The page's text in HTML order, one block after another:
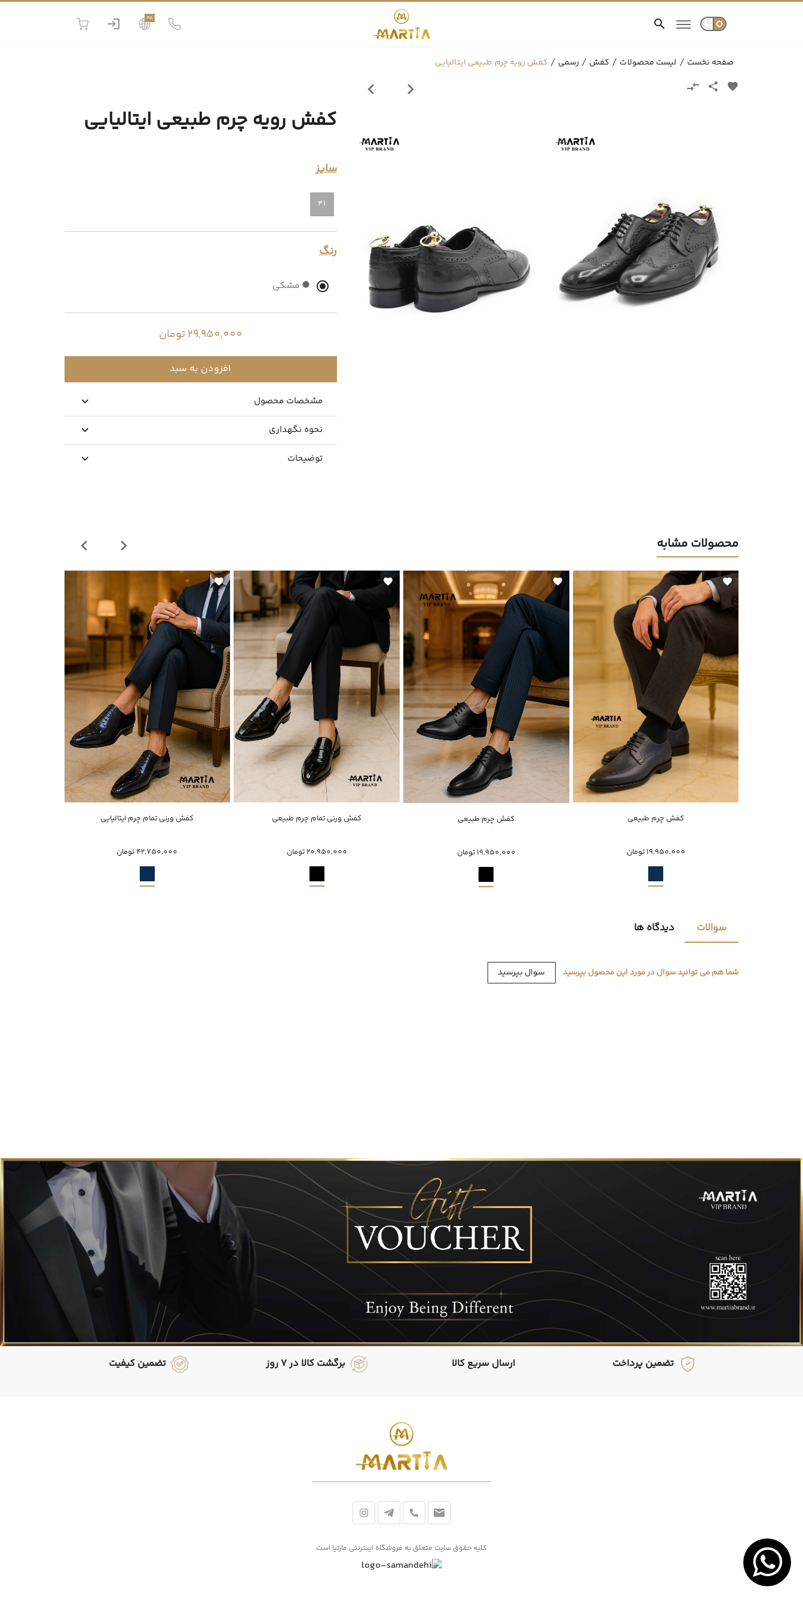
FA
صفحه نخست لیست محصولات کفش رسمی کفش رویه چرم طبیعی ایتالیایی
کفش رویه چرم طبیعی ایتالیایی
سایز
41
رنگ
مشکی
29,950,000 تومان
افزودن به سبد
مشخصات محصول
نحوه نگهداری
توضیحات
محصولات مشابه
ناموجود
کفش چرم طبیعی
19,950,000 تومان
خرید سریع
کفش چرم طبیعی
19,950,000 تومان
خرید سریع
کفش ورنی تمام چرم طبیعی
20,950,000 تومان
خرید سریع
کفش ورنی تمام چرم ایتالیایی
42,750,000 تومان
سوالات دیدگاه ها
شما هم می توانید سوال در مورد این محصول بپرسید سوال بپرسید
تضمین پرداخت ارسال سریع کالا برگشت کالا در 7 روز تضمین کیفیت
کلیه حقوق سایت متعلق به فروشگاه اینترنتی مارتیا است